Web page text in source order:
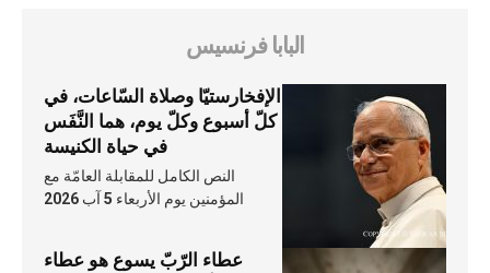
البابا فرنسيس
الإفخارستيّا وصلاة السّاعات، في
كلّ أسبوع وكلّ يوم، هما النَّفَس
في حياة الكنيسة
النص الكامل للمقابلة العامّة مع
المؤمنين يوم الأربعاء 5 آب 2026
عطاء الرّبّ يسوع هو عطاء